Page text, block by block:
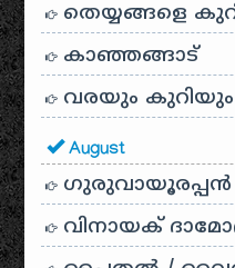
തെയ്യങ്ങളെ
കാഞ്ഞങ്ങാട്
വരയും കുറിയും
August
ഗുരുവായൂരപ്പൻ
വിനായക്